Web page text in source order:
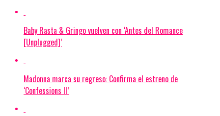
Baby Rasta & Gringo vuelven con ‘Antes del Romance
[Unplugged]’
Madonna marca su regreso: Confirma el estreno de
‘Confessions II’